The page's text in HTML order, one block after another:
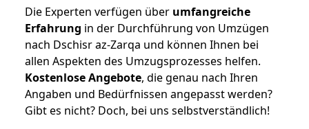
Die Experten verfügen über umfangreiche
Erfahrung in der Durchführung von Umzügen
nach Dschisr az-Zarqa und können Ihnen bei
allen Aspekten des Umzugsprozesses helfen.
Kostenlose Angebote, die genau nach Ihren
Angaben und Bedürfnissen angepasst werden?
Gibt es nicht? Doch, bei uns selbstverständlich!